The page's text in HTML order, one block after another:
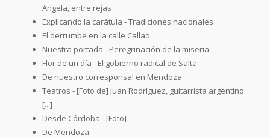
Angela, entre rejas
Explicando la carátula - Tradiciones nacionales
El derrumbe en la calle Callao
Nuestra portada - Peregrinación de la miseria
Flor de un día - El gobierno radical de Salta
De nuestro corresponsal en Mendoza
Teatros - [Foto de] Juan Rodríguez, guitarrista argentino
[...]
Desde Córdoba - [Foto]
De Mendoza